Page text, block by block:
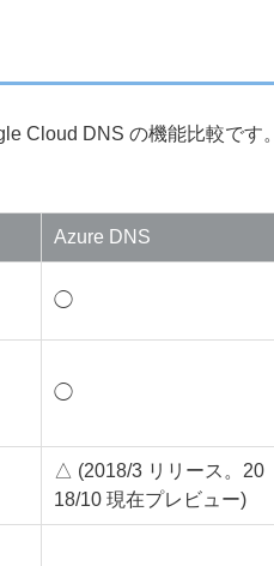
Cloud DNS の機能比較です。
Azure DNS
◯
◯
△ (2018/3 リリース。20
18/10 現在プレビュー)